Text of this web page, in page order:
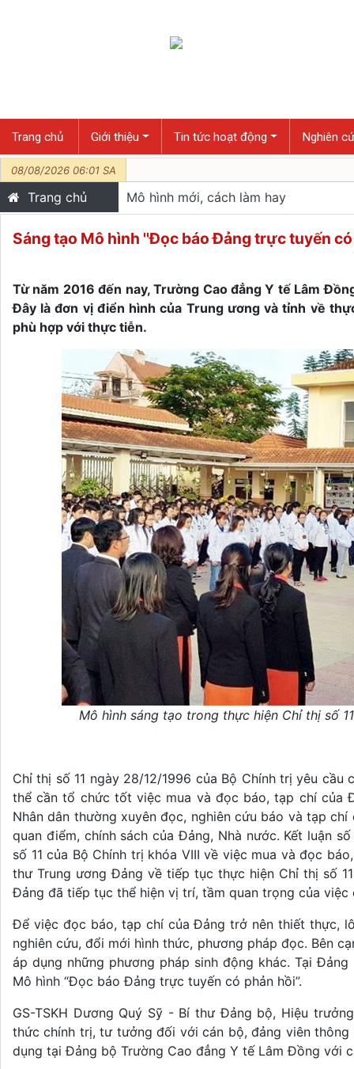
08/08/2026 06:01 SA
Trang chủ Giới thiệu Tin tức hoạt động Nghiên
Trang chủ Mô hình mới, cách làm hay
Sáng tạo Mô hình ''Đọc báo Đảng trực tuyến
Từ năm 2016 đến nay, Trường Cao đẳng Y tế Lâm
Đây là đơn vị điển hình của Trung ương và tỉnh về
phù hợp với thực tiễn.
Mô hình sáng tạo trong thực hiện Chỉ thị số
Chỉ thị số 11 ngày 28/12/1996 của Bộ Chính trị yêu
thể cần tổ chức tốt việc mua và đọc báo, tạp chí của
Nhân dân thường xuyên đọc, nghiên cứu báo và tạp
quan điểm, chính sách của Đảng, Nhà nước. Kết luận
số 11 của Bộ Chính trị khóa VIII về việc mua và đọc
thư Trung ương Đảng về tiếp tục thực hiện Chỉ thị số
Đảng đã tiếp tục thể hiện vị trí, tầm quan trọng của
Để việc đọc báo, tạp chí của Đảng trở nên thiết thực,
nghiên cứu, đổi mới hình thức, phương pháp đọc. Bên
áp dụng những phương pháp sinh động khác. Tại
Mô hình “Đọc báo Đảng trực tuyến có phản hồi”.
GS-TSKH Dương Quý Sỹ - Bí thư Đảng bộ, Hiệu
thức chính trị, tư tưởng đối với cán bộ, đảng viên
dụng tại Đảng bộ Trường Cao đẳng Y tế Lâm Đồng với